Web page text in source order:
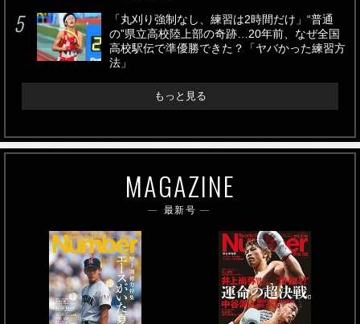
「丸刈り強制なし、練習は2時間だけ」“普通
の”県立高校陸上部の奇跡…20年前、なぜ全国
高校駅伝で準優勝できた？「ヤバかった練習方
法」
もっと見る
MAGAZINE
最新号